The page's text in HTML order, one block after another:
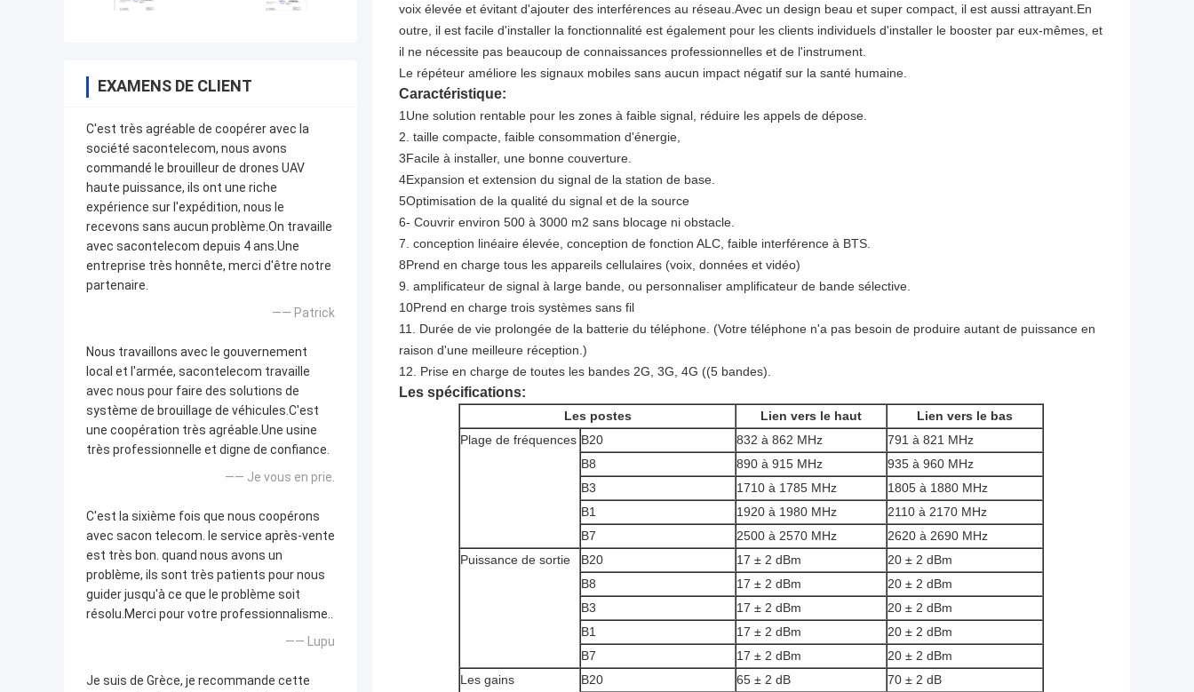
EXAMENS DE CLIENT
C'est très agréable de coopérer avec la
société sacontelecom, nous avons
commandé le brouilleur de drones UAV
haute puissance, ils ont une riche
expérience sur l'expédition, nous le
recevons sans aucun problème.On travaille
avec sacontelecom depuis 4 ans.Une
entreprise très honnête, merci d'être notre
partenaire.
—— Patrick
Nous travaillons avec le gouvernement
local et l'armée, sacontelecom travaille
avec nous pour faire des solutions de
système de brouillage de véhicules.C'est
une coopération très agréable.Une usine
très professionnelle et digne de confiance.
—— Je vous en prie.
C'est la sixième fois que nous coopérons
avec sacon telecom. le service après-vente
est très bon. quand nous avons un
problème, ils sont très patients pour nous
guider jusqu'à ce que le problème soit
résolu.Merci pour votre professionnalisme..
—— Lupu
Je suis de Grèce, je recommande cette
voix élevée et évitant d'ajouter des interférences au réseau.Avec un design beau et super compact, il est aussi attrayant.En
outre, il est facile d'installer la fonctionnalité est également pour les clients individuels d'installer le booster par eux-mêmes, et
il ne nécessite pas beaucoup de connaissances professionnelles et de l'instrument.
Le répéteur améliore les signaux mobiles sans aucun impact négatif sur la santé humaine.
Caractéristique:
1Une solution rentable pour les zones à faible signal, réduire les appels de dépose.
2. taille compacte, faible consommation d'énergie,
3Facile à installer, une bonne couverture.
4Expansion et extension du signal de la station de base.
5Optimisation de la qualité du signal et de la source
6- Couvrir environ 500 à 3000 m2 sans blocage ni obstacle.
7. conception linéaire élevée, conception de fonction ALC, faible interférence à BTS.
8Prend en charge tous les appareils cellulaires (voix, données et vidéo)
9. amplificateur de signal à large bande, ou personnaliser amplificateur de bande sélective.
10Prend en charge trois systèmes sans fil
11. Durée de vie prolongée de la batterie du téléphone. (Votre téléphone n'a pas besoin de produire autant de puissance en
raison d'une meilleure réception.)
12. Prise en charge de toutes les bandes 2G, 3G, 4G ((5 bandes).
Les spécifications:
Les postes Lien vers le haut
Lien vers le bas
Plage de fréquences B20 832 à 862 MHz
791 à 821 MHz
B8
890 à 915 MHz
935 à 960 MHz
B3
1710 à 1785 MHz
1805 à 1880 MHz
B1
1920 à 1980 MHz
2110 à 2170 MHz
B7
2500 à 2570 MHz
2620 à 2690 MHz
Puissance de sortie
B20 17 ± 2 dBm
20 ± 2 dBm
B8
17 ± 2 dBm
20 ± 2 dBm
B3
17 ± 2 dBm
20 ± 2 dBm
B1
17 ± 2 dBm
20 ± 2 dBm
B7
17 ± 2 dBm
20 ± 2 dBm
Les gains
B20 65 ± 2 dB
70 ± 2 dB